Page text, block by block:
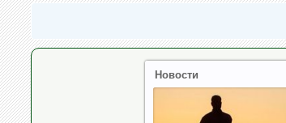
Новости